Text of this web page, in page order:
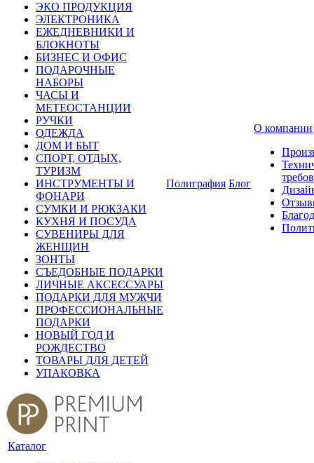
ЭКО ПРОДУКЦИЯ
ЭЛЕКТРОНИКА
ЕЖЕДНЕВНИКИ И
БЛОКНОТЫ
БИЗНЕС И ОФИС
ПОДАРОЧНЫЕ
НАБОРЫ
ЧАСЫ И
МЕТЕОСТАНЦИИ
РУЧКИ
ОДЕЖДА
ДОМ И БЫТ
СПОРТ, ОТДЫХ,
ТУРИЗМ
ИНСТРУМЕНТЫ И
ФОНАРИ
СУМКИ И РЮКЗАКИ
КУХНЯ И ПОСУДА
СУВЕНИРЫ ДЛЯ
ЖЕНЩИН
ЗОНТЫ
СЪЕДОБНЫЕ ПОДАРКИ
ЛИЧНЫЕ АКСЕССУАРЫ
ПОДАРКИ ДЛЯ МУЖЧИ
ПРОФЕССИОНАЛЬНЫЕ
ПОДАРКИ
НОВЫЙ ГОД И
РОЖДЕСТВО
ТОВАРЫ ДЛЯ ДЕТЕЙ
УПАКОВКА
Полиграфия Блог
О компании
Каталог